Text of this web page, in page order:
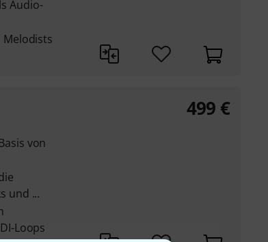
Audio-
Melodists
von
und ...
Loops
499 €